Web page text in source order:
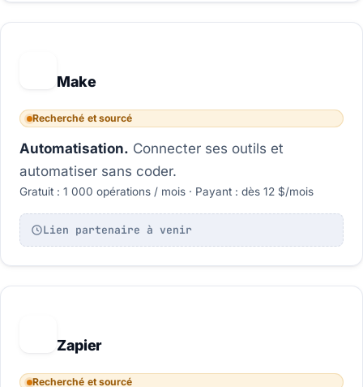
Make
Recherché et sourcé
Automatisation. Connecter ses outils et
automatiser sans coder.
Gratuit : 1 000 opérations / mois · Payant : dès 12 $/mois
Lien partenaire à venir
Zapier
Recherché et sourcé